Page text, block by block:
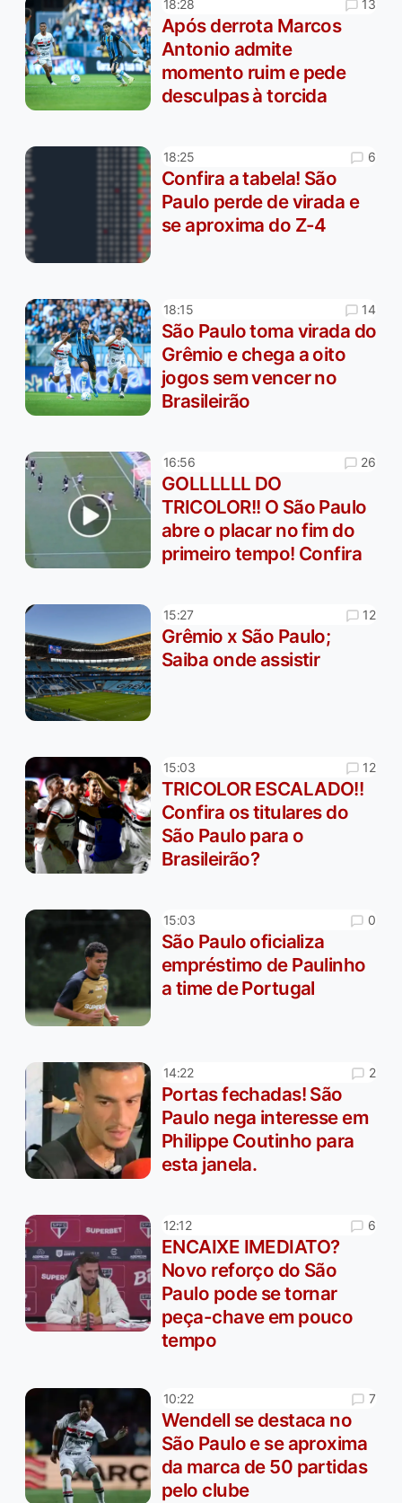
18:28 13
Após derrota Marcos
Antonio admite
momento ruim e pede
desculpas à torcida
18:25 6
Confira a tabela! São
Paulo perde de virada e
se aproxima do Z-4
18:15 14
São Paulo toma virada do
Grêmio e chega a oito
jogos sem vencer no
Brasileirão
16:56 26
GOLLLLLL DO
TRICOLOR!! O São Paulo
abre o placar no fim do
primeiro tempo! Confira
15:27 12
Grêmio x São Paulo;
Saiba onde assistir
15:03 12
TRICOLOR ESCALADO!!
Confira os titulares do
São Paulo para o
Brasileirão?
15:03 0
São Paulo oficializa
empréstimo de Paulinho
a time de Portugal
14:22 2
Portas fechadas! São
Paulo nega interesse em
Philippe Coutinho para
esta janela.
12:12 6
ENCAIXE IMEDIATO?
Novo reforço do São
Paulo pode se tornar
peça-chave em pouco
tempo
10:22 7
Wendell se destaca no
São Paulo e se aproxima
da marca de 50 partidas
pelo clube